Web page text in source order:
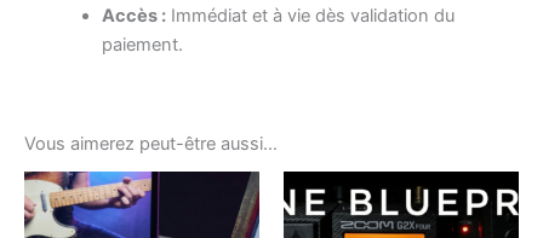
Accès :Immédiat et à vie dès validation du
paiement.
Vous aimerez peut-être aussi…